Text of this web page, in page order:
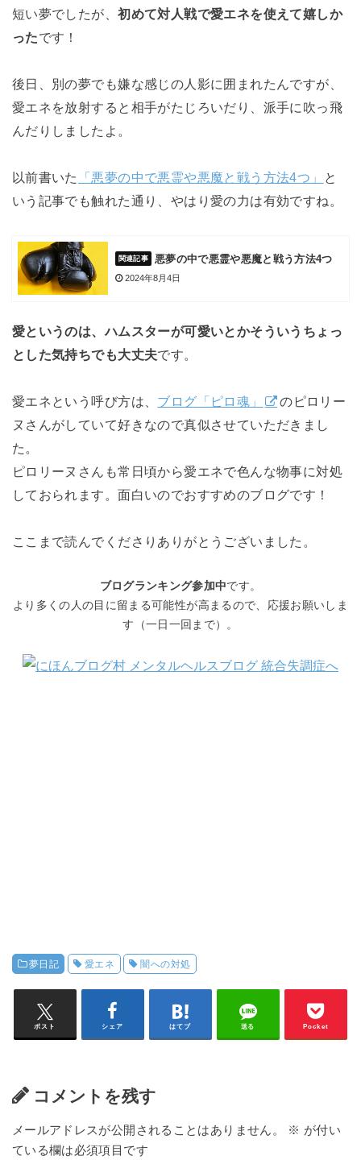
短い夢でしたが、初めて対人戦で愛エネを使えて嬉しか
ったです！
後日、別の夢でも嫌な感じの人影に囲まれたんですが、
愛エネを放射すると相手がたじろいだり、派手に吹っ飛
んだりしましたよ。
以前書いた 「悪夢の中で悪霊や悪魔と戦う方法4つ」
と
いう記事でも触れた通り、やはり愛の力は有効ですね。
悪夢の中で悪霊や悪魔と戦う方法4つ
2024年8月4日
愛というのは、ハムスターが可愛いとかそういうちょっ
とした気持ちでも大丈夫です。
愛エネという呼び方は、 ブログ「ピロ魂」
のピロリー
ヌさんがしていて好きなので真似させていただきまし
た。
ピロリーヌさんも常日頃から愛エネで色んな物事に対処
しておられます。面白いのでおすすめのブログです！
ここまで読んでくださりありがとうございました。
ブログランキング参加中です。
より多くの人の目に留まる可能性が高まるので、応援お願いしま
す（一日一回まで）。
夢日記 愛エネ 闇への対処
ポスト シェア はてブ 送る Pocket
コメントを残す
メールアドレスが公開されることはありません。 ※ が付い
ている欄は必須項目です